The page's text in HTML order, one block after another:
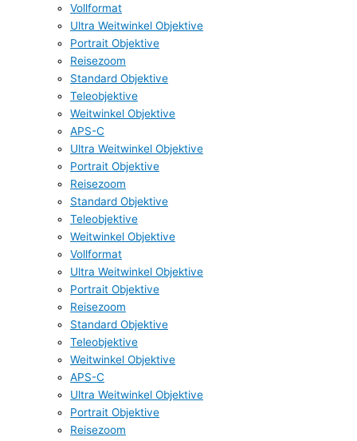
Vollformat
Ultra Weitwinkel Objektive
Portrait Objektive
Reisezoom
Standard Objektive
Teleobjektive
Weitwinkel Objektive
APS-C
Ultra Weitwinkel Objektive
Portrait Objektive
Reisezoom
Standard Objektive
Teleobjektive
Weitwinkel Objektive
Vollformat
Ultra Weitwinkel Objektive
Portrait Objektive
Reisezoom
Standard Objektive
Teleobjektive
Weitwinkel Objektive
APS-C
Ultra Weitwinkel Objektive
Portrait Objektive
Reisezoom